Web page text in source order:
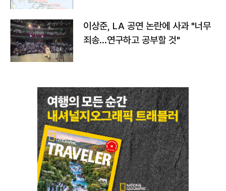
이상준, LA 공연 논란에 사과 "너무
죄송…연구하고 공부할 것"